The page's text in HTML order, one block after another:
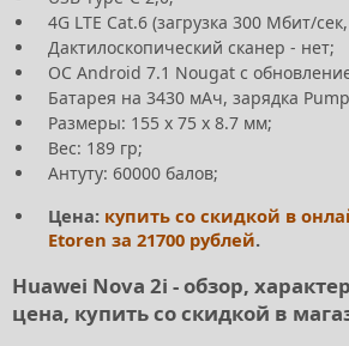
4G LTE Cat.6 (загрузка 300 Мбит/
Дактилоскопический сканер - нет;
ОС Android 7.1 Nougat с
Батарея на 3430 мАч, зарядка
Размеры: 155 х 75 х 8.7 мм;
Вес: 189 гр;
Антуту: 60000 балов;
Цена: купить со скидкой в
Etoren за 21700 рублей.
Huawei Nova 2i - обзор,
цена, купить со скидкой в